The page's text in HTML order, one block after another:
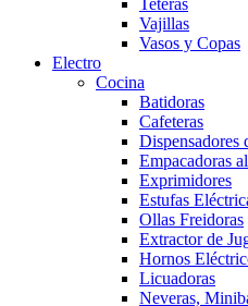
Teteras
Vajillas
Vasos y Copas
Electro
Cocina
Batidoras
Cafeteras
Dispensadores
Empacadoras
Exprimidores
Estufas
Ollas Freidoras
Extractor de
Hornos
Licuadoras
Neveras,